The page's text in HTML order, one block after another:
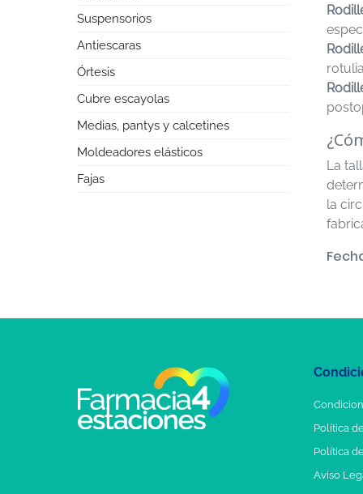
Suspensorios
Antiescaras
Órtesis
Cubre escayolas
Medias, pantys y calcetines
Moldeadores elásticos
Fajas
La
la
Política
Política
Aviso